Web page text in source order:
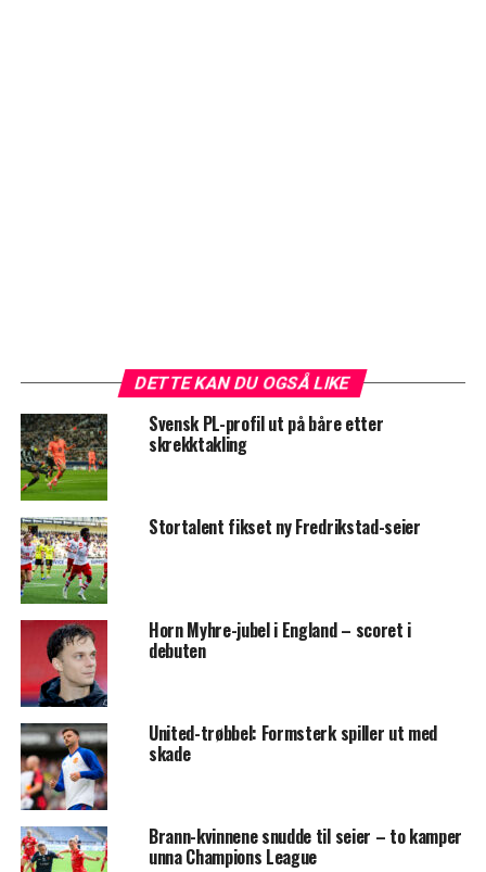
DETTE KAN DU OGSÅ LIKE
Svensk PL-profil ut på båre etter
skrekktakling
Stortalent fikset ny Fredrikstad-seier
Horn Myhre-jubel i England – scoret i
debuten
United-trøbbel: Formsterk spiller ut med
skade
Brann-kvinnene snudde til seier – to kamper
unna Champions League